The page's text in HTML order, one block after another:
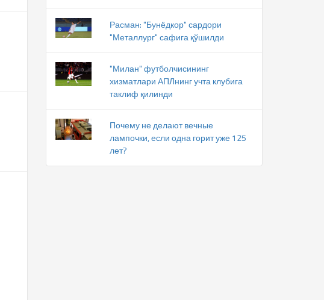
Расман: "Бунёдкор" сардори
"Металлург" сафига қўшилди
"Милан" футболчисининг
хизматлари АПЛнинг учта клубига
таклиф қилинди
Почему не делают вечные
лампочки, если одна горит уже 125
лет?